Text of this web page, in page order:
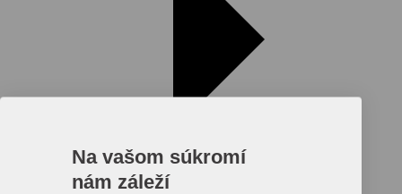
Na vašom súkromí
nám záleží